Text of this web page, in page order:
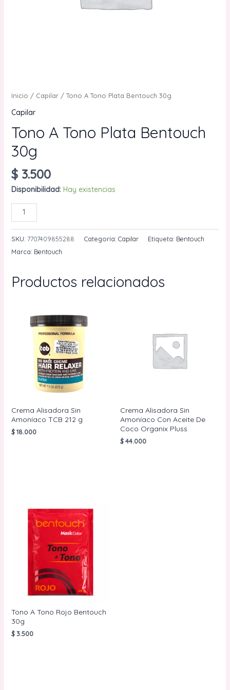
Inicio / Capilar/ Tono A Tono Plata Bentouch 30g
Capilar
Tono A Tono Plata Bentouch
30g
$3.500
Disponibilidad: Hay existencias
Tono
A
Tono
Plata
cantidad
SKU: 7707409855288 Categoría: Capilar Etiqueta: Bentouch
Marca: Bentouch
Productos relacionados
Crema Alisadora Sin
Amoníaco TCB 212 g
$18.000
Crema Alisadora Sin
Amoníaco Con Aceite De
Coco Organix Pluss
$44.000
Tono A Tono Rojo Bentouch
30g
$3.500